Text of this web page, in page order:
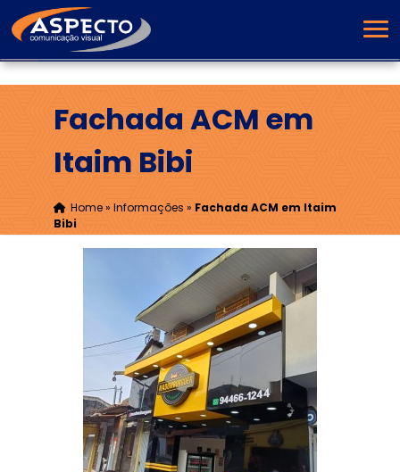
Fachada ACM em
Itaim Bibi
Home» Informações » Fachada ACM em Itaim
Bibi